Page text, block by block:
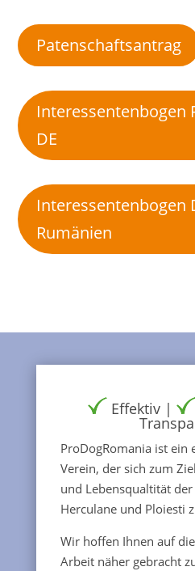
Patenschaftsantrag
Interessentenbogen
DE
Interessentenbogen
Rumänien
Effektiv |
ProDogRomania ist ein
Verein, der sich zum
und Lebensqualtität
Herculane und Ploiesti
Wir hoffen Ihnen auf
Arbeit näher gebracht